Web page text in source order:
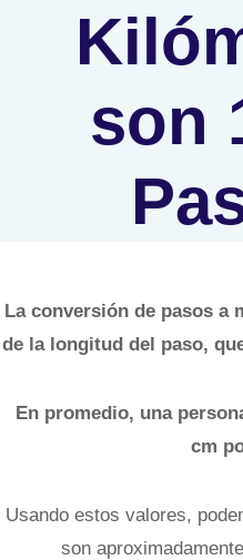
son
La conversión de pasos a
de la longitud del paso,
En promedio, una
cm
Usando estos valores,
son